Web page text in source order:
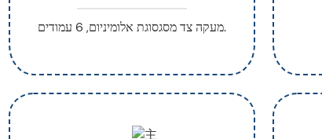
מעקה צד מסגסוגת אלומיניום, 6 עמודים.